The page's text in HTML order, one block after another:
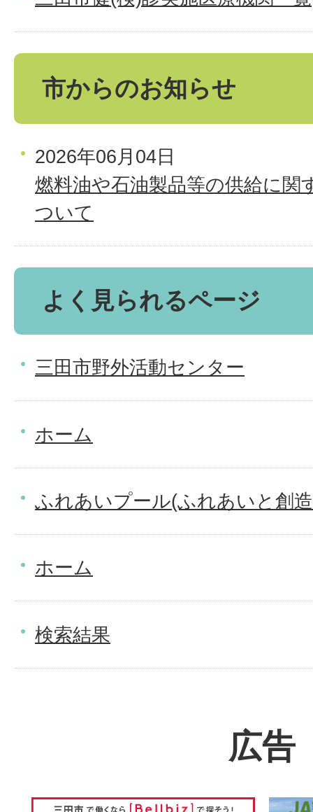
市からのお知らせ
2026年06月04日
燃料油や石油製品等の供給に関
ついて
よく見られるページ
三田市野外活動センター
ホーム
ふれあいプール(ふれあいと創
ホーム
検索結果
広告